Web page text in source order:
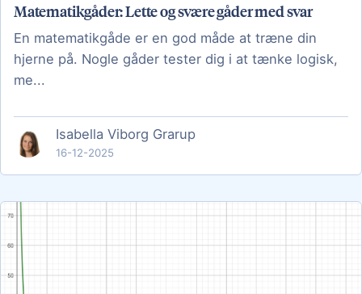
Matematikgåder: Lette og svære gåder med svar
En matematikgåde er en god måde at træne din
hjerne på. Nogle gåder tester dig i at tænke logisk,
me...
Isabella Viborg Grarup
16-12-2025